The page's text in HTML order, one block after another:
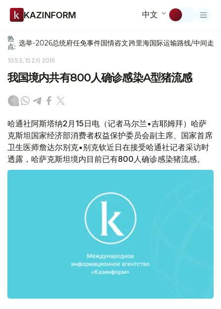
KAZINFORM 中文
热
点: 选举-2026总统府任免事件国情咨文跨里海国际运输路线/中间走廊
10:53, 15 2月 2016
我国境内共有800人确诊感染A型猪流感
哈通社阿斯塔纳2月15日电（记者马尔兰•吉耶姆拜）哈萨
克斯坦国家经济部消费者权益保护委员会副主席、国家首席
卫生医师詹达尔别克•别克钦近日在接受哈通社记者采访时
透露，哈萨克斯坦境内目前已有800人确诊感染猪流感。